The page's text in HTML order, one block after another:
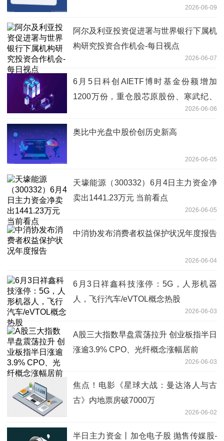
2026-06-09
阿尔及利亚投资促进署与世界银行下属机
构研究投资合作机会-每日视点
2026-06-07
6月5日科创AIETF博时基金份额增加
1200万份，重仓股芯原股份、寒武纪、
2026-06-06
奥比中光盘中股价创历史新高
2026-06-05
天壕能源（300332）6月4日主力资金净
卖出1441.23万元 当前看点
2026-06-05
中消协发布消费者权益保护状况年度报告
2026-06-04
6月3日祥鑫科技涨停：5G，人形机器
人，飞行汽车/eVTOL概念热股
2026-06-03
A股三大指数早盘震荡拉升 创业板指半日
涨逾3.9% CPO、光纤概念涨幅居前
2026-06-03
焦点！电影《星球大战：曼达洛人与古
古》内地票房破7000万
2026-06-02
半日主力资金丨加仓电子股 抛售传媒股-